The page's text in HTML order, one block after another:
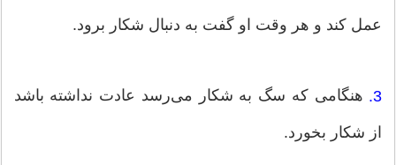
عمل کند و هر وقت او گفت به دنبال شکار برود.
3. هنگامی که سگ به شکار می‌رسد عادت نداشته باشد
از شکار بخورد.